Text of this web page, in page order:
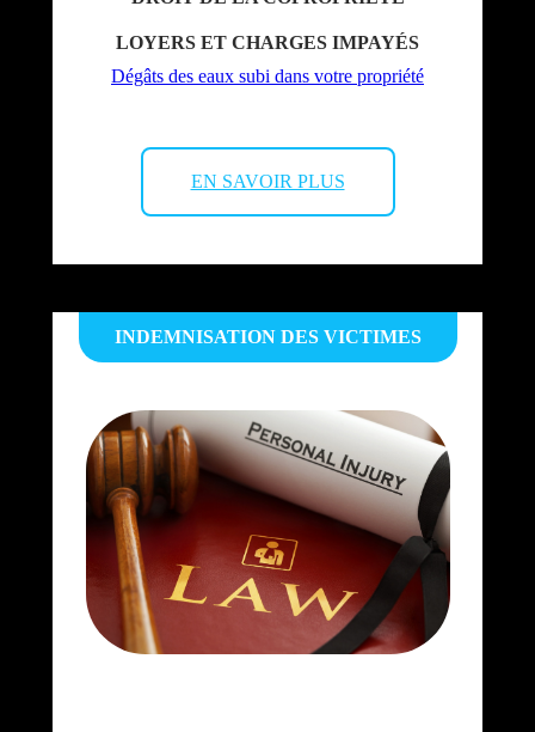
LOYERS ET CHARGES IMPAYÉS
Dégâts des eaux subi dans votre propriété
EN SAVOIR PLUS
INDEMNISATION DES VICTIMES